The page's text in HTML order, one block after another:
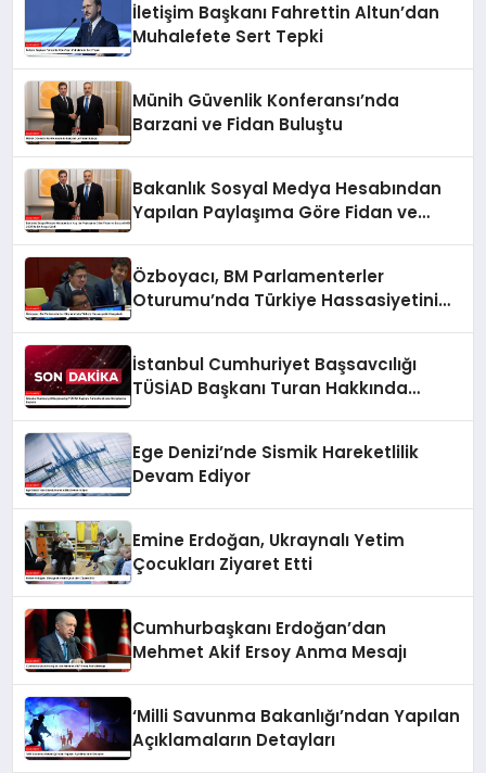
İletişim Başkanı Fahrettin Altun’dan
Muhalefete Sert Tepki
Münih Güvenlik Konferansı’nda
Barzani ve Fidan Buluştu
Bakanlık Sosyal Medya Hesabından
Yapılan Paylaşıma Göre Fidan ve
Özboyacı, BM Parlamenterler
Oturumu’nda Türkiye Hassasiyetini
İstanbul Cumhuriyet Başsavcılığı
TÜSİAD Başkanı Turan Hakkında
Ege Denizi’nde Sismik Hareketlilik
Devam Ediyor
Emine Erdoğan, Ukraynalı Yetim
Çocukları Ziyaret Etti
Cumhurbaşkanı Erdoğan’dan
Mehmet Akif Ersoy Anma Mesajı
‘Milli Savunma Bakanlığı’ndan Yapılan
Açıklamaların Detayları